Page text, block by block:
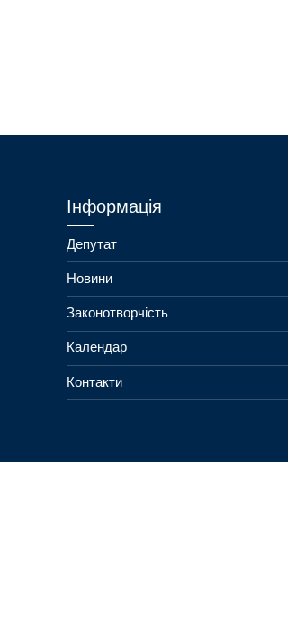
Інформація
Депутат
Новини
Законотворчість
Календар
Контакти